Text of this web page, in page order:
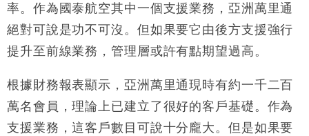
率。作為國泰航空其中一個支援業務，亞洲萬里通
絕對可說是功不可沒。但如果要它由後方支援強行
提升至前線業務，管理層或許有點期望過高。
根據財務報表顯示，亞洲萬里通現時有約一千二百
萬名會員，理論上已建立了很好的客戶基礎。作為
支援業務，這客戶數目可說十分龐大。但是如果要